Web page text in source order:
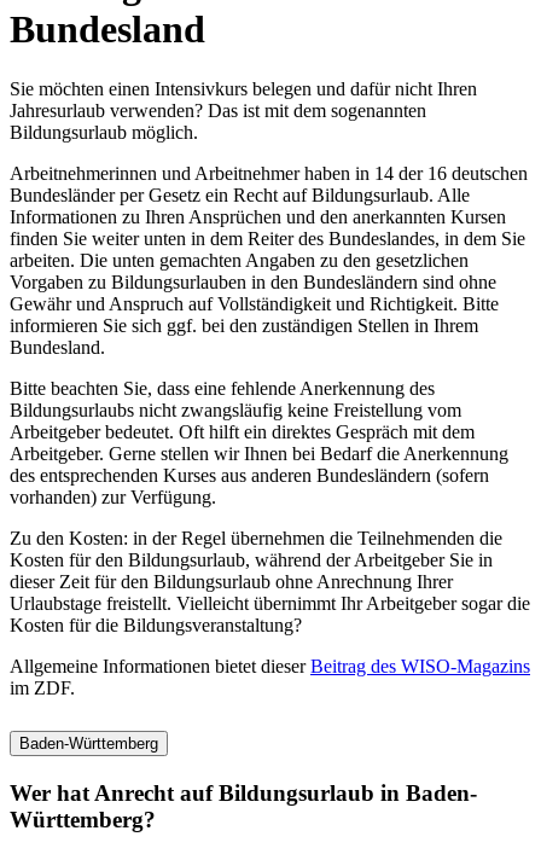
Bundesland
Sie möchten einen Intensivkurs belegen und dafür nicht Ihren
Jahresurlaub verwenden? Das ist mit dem sogenannten
Bildungsurlaub möglich.
Arbeitnehmerinnen und Arbeitnehmer haben in 14 der 16 deutschen
Bundesländer per Gesetz ein Recht auf Bildungsurlaub. Alle
Informationen zu Ihren Ansprüchen und den anerkannten Kursen
finden Sie weiter unten in dem Reiter des Bundeslandes, in dem Sie
arbeiten. Die unten gemachten Angaben zu den gesetzlichen
Vorgaben zu Bildungsurlauben in den Bundesländern sind ohne
Gewähr und Anspruch auf Vollständigkeit und Richtigkeit. Bitte
informieren Sie sich ggf. bei den zuständigen Stellen in Ihrem
Bundesland.
Bitte beachten Sie, dass eine fehlende Anerkennung des
Bildungsurlaubs nicht zwangsläufig keine Freistellung vom
Arbeitgeber bedeutet. Oft hilft ein direktes Gespräch mit dem
Arbeitgeber. Gerne stellen wir Ihnen bei Bedarf die Anerkennung
des entsprechenden Kurses aus anderen Bundesländern (sofern
vorhanden) zur Verfügung.
Zu den Kosten: in der Regel übernehmen die Teilnehmenden die
Kosten für den Bildungsurlaub, während der Arbeitgeber Sie in
dieser Zeit für den Bildungsurlaub ohne Anrechnung Ihrer
Urlaubstage freistellt. Vielleicht übernimmt Ihr Arbeitgeber sogar die
Kosten für die Bildungsveranstaltung?
Allgemeine Informationen bietet dieserBeitrag des WISO-Magazins
im ZDF.
Baden-Württemberg
Wer hat Anrecht auf Bildungsurlaub in Baden-
Württemberg?